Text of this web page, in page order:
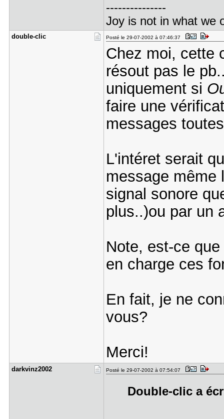
---------------
Joy is not in what we
double-cli​c Posté le 29-07-2002 à 07:46:37
Chez moi, cette
résout pas le
uniquement si
faire une
messages
L'intéret serait
message même
signal sonore
plus..)ou par un
Note, est-ce que
en charge ces
En fait, je ne
vous?
Merci!
darkvinz20​02 Posté le 29-07-2002 à 07:54:07
Double-clic a